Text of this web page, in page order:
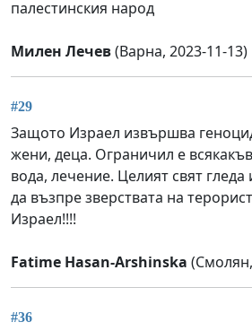
палестинския народ
Милен Лечев(Варна, 2023-11-13)
#29
Защото Израел извършва
жени, деца. Ограничил е
вода, лечение. Целият свят
да възпре зверствата на
Израел!!!!
Fatime Hasan-Arshinska
#36